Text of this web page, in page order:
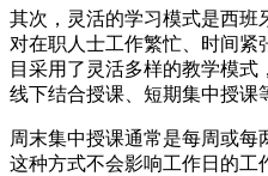
其次，灵活的学习模式是西班
对在职人士工作繁忙、时间紧
目采用了灵活多样的教学模
线下结合授课、短期集中授课
周末集中授课通常是每周或每
这种方式不会影响工作日的工